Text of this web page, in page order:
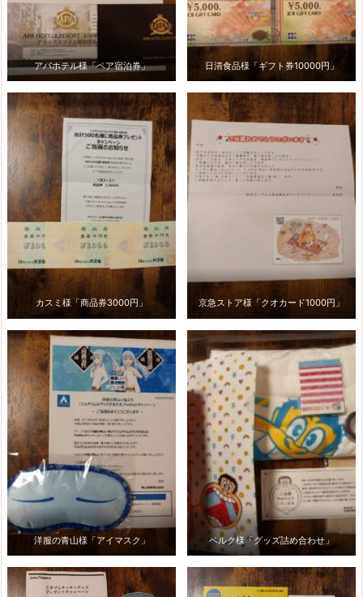
アパホテル様「ペア宿泊券」 日清食品様「ギフト券10000円」
カスミ様「商品券3000円」 京急ストア様「クオカード1000円」
洋服の青山様「アイマスク」 ベルク様「グッズ詰め合わせ」